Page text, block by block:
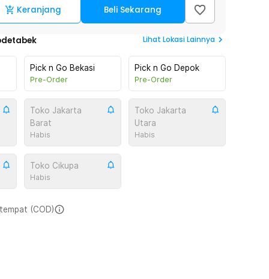
Keranjang Beli Sekarang
Lihat Lokasi Lainnya
Pick n Go Bekasi
Pre-Order
Pick n Go Depok
Pre-Order
Toko Jakarta
Barat
Habis
Toko Jakarta
Utara
Habis
Toko Cikupa
Habis
(COD)